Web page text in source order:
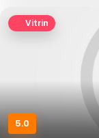
Vitrin
5.0